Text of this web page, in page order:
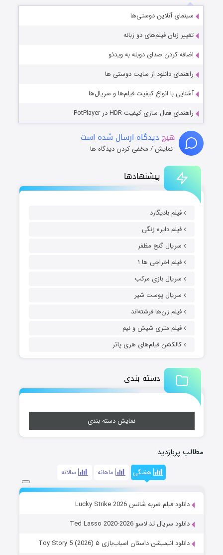
پیشنهادها
فیلم بادیگارد
فیلم دایره زنگی
سریال گنج مظفر
فیلم اخراجی ها ۱
سریال بازی مرکب
سریال پوست شیر
فیلم زن‌ها فرشته‌اند
فیلم متری شیش و نیم
کالکشن فیلم‌های هری پاتر
دسته بندی
نمایش دسته بندی
مطالب پربازدید
هفتگی ماهانه سالانه
دانلود فیلم ضربه شانس Lucky Strike 2026
دانلود سریال تد لاسو Ted Lasso 2020-2026
دانلود انیمیشن داستان اسباب‌بازی ۵ Toy Story 5 (2026)
سینمای آنلاین دوستی‌ها
تغییر زبان فیلم‌های دو زبانه
اضافه کردن صدای دوبله به ویدئو
راهنمای دانلود از سایت دوستی ها
آشنایی با انواع کیفیت فیلم‌ها و سریال‌ها
راهنمای فعال سازی کیفیت HDR در PotPlayer
هیچ دیدگاه ارسال شده است
نمایش / مخفی کردن دیدگاه ها